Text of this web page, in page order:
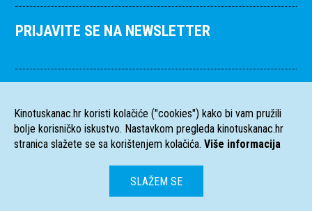
PRIJAVITE SE NA NEWSLETTER
Kinotuskanac.hr koristi kolačiće ("cookies") kako bi vam pružili
bolje korisničko iskustvo. Nastavkom pregleda kinotuskanac.hr
stranica slažete se sa korištenjem kolačića. Više informacija
SLAŽEM SE